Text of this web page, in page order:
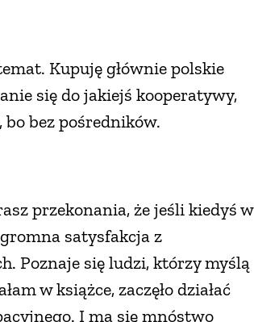
Kupuję głównie polskie
się do jakiejś kooperatywy,
bez pośredników.
przekonania, że jeśli kiedyś w
satysfakcja z
Poznaje się ludzi, którzy myślą
w książce, zaczęło działać
I ma się mnóstwo